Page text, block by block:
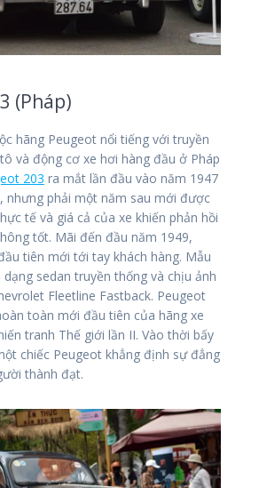
(Pháp)
hãng Peugeot nổi tiếng với truyền
và động cơ xe hơi hàng đầu ở Pháp
203 ra mắt lần đầu vào năm 1947
nhưng phải một năm sau mới được
tế và giá cả của xe khiến phản hồi
tốt. Mãi đến đầu năm 1949,
tiên mới tới tay khách hàng. Mẫu
sedan truyền thống và chịu ảnh
Fleetline Fastback. Peugeot
toàn mới đầu tiên của hãng xe
tranh Thế giới lần II. Vào thời bấy
chiếc Peugeot khẳng định sự đẳng
thành đạt.